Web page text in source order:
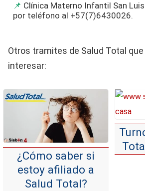
Clínica Materno Infantil San
por teléfono al +57(7)6430026.
Otros tramites de Salud Total
interesar:
¿Cómo saber si
estoy afiliado a
Salud Total?